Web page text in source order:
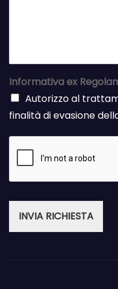
Informativa ex
Autorizzo al
finalità di evasione
INVIA RICHIESTA